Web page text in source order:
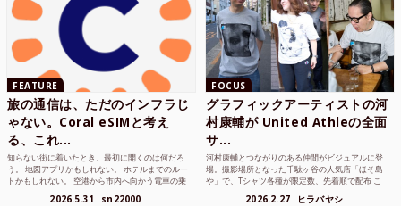
FEATURE
旅の通信は、ただのインフラじ
ゃない。Coral eSIMと考え
る、これ...
知らない街に着いたとき、最初に開くのは何だろ
う。 地図アプリかもしれない。 ホテルまでのルー
トかもしれない。 空港から市内へ向かう電車の乗
2026.5.31 sn22000
FOCUS
グラフィックアーティストの河
村康輔が United Athleの全面
サ...
河村康輔とつながりのある仲間がビジュアルに登
場。撮影場所となった千駄ヶ谷の人気店「ほそ島
や」で、Tシャツ各種が限定数、先着順で配布 こ
2026.2.27 ヒラバヤシ